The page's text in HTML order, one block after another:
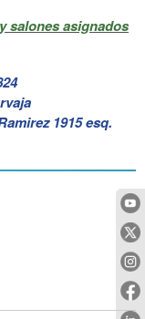
salones asignados
1915 esq.